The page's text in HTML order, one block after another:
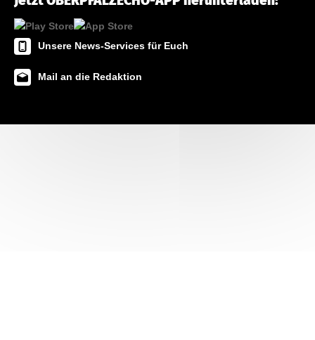
Unsere News-Services für Euch
Mail an die Redaktion